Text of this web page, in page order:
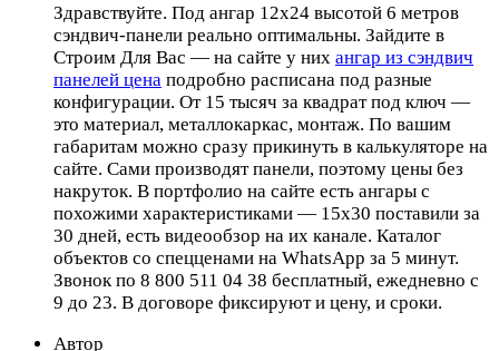
Здравствуйте. Под ангар 12х24 высотой 6 метров
сэндвич-панели реально оптимальны. Зайдите в
Строим Для Вас — на сайте у них ангар из сэндвич
панелей цена подробно расписана под разные
конфигурации. От 15 тысяч за квадрат под ключ —
это материал, металлокаркас, монтаж. По вашим
габаритам можно сразу прикинуть в калькуляторе на
сайте. Сами производят панели, поэтому цены без
накруток. В портфолио на сайте есть ангары с
похожими характеристиками — 15х30 поставили за
30 дней, есть видеообзор на их канале. Каталог
объектов со спецценами на WhatsApp за 5 минут.
Звонок по 8 800 511 04 38 бесплатный, ежедневно с
9 до 23. В договоре фиксируют и цену, и сроки.
Автор